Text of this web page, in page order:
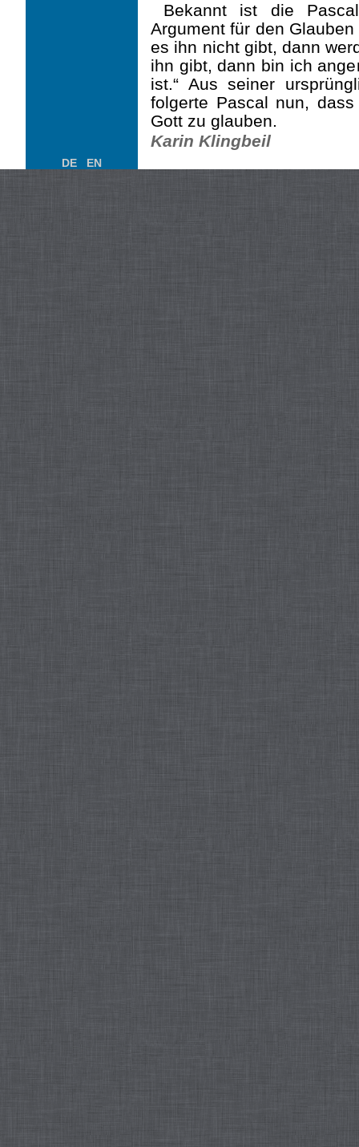
Bekannt ist die
Argument für den
es ihn nicht gibt, dann
ihn gibt, dann bin ich
ist.“ Aus seiner
folgerte Pascal nun,
Gott zu glauben.
Karin Klingbeil
DE EN